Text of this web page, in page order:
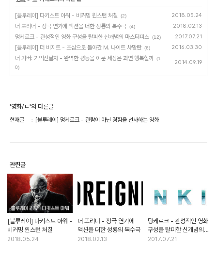
[블루레이] 다키스트 아워 - 비커밍 윈스턴 처칠 (2) 2018.05.24
더 포리너 - 정극 연기에 액션을 더한 성룡의 복수극 (4) 2018.02.13
덩케르크 - 관성적인 영화 구성을 탈피한 신개념의 마스터피스 (12) 2017.07.21
[블루레이] 더 비지트 - 초심으로 돌아간 M. 나이트 샤말란 (6) 2016.03.30
더 기버: 기억전달자 - 완벽한 평등을 이룬 세상은 과연 행복할까 (1
0)
2014.09.19
'영화/ㄷ'의 다른글
현재글 [블루레이] 덩케르크 - 관람이 아닌 경험을 선사하는 영화
관련글
[블루레이] 다키스트 아워 -
비커밍 윈스턴 처칠
2018.05.24
더 포리너 - 정극 연기에
액션을 더한 성룡의 복수극
2018.02.13
덩케르크 - 관성적인 영화
구성을 탈피한 신개념의
마스터피스
2017.07.21